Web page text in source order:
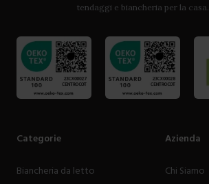
tendaggi e biancheria per la casa.
Categorie
Biancheria da letto
Azienda
Chi Siamo